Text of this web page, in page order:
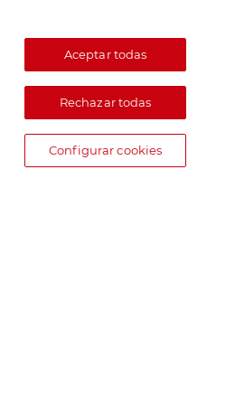
Aceptar todas
Rechazar todas
Configurar cookies